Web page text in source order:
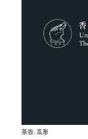
茶壺: 瓜形